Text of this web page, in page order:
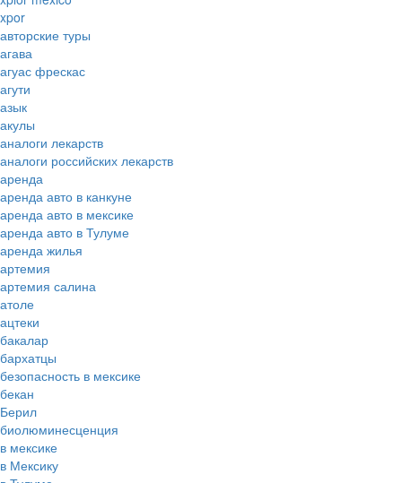
xpor
авторские туры
агава
агуас фрескас
агути
азык
акулы
аналоги лекарств
аналоги российских лекарств
аренда
аренда авто в канкуне
аренда авто в мексике
аренда авто в Тулуме
аренда жилья
артемия
артемия салина
атоле
ацтеки
бакалар
бархатцы
безопасность в мексике
бекан
Берил
биолюминесценция
в мексике
в Мексику